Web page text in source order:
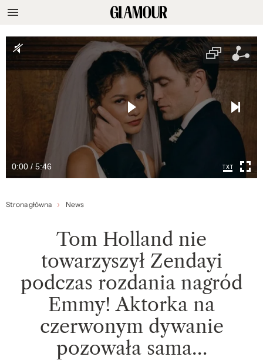
0:00 / 5:46
Strona główna News
Tom Holland nie
towarzyszył Zendayi
podczas rozdania nagród
Emmy! Aktorka na
czerwonym dywanie
pozowała sama…